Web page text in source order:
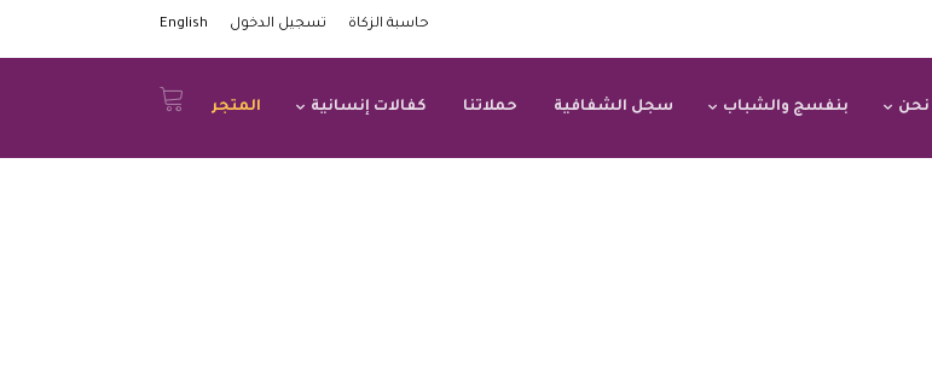
حاسبة الزكاة تسجيل الدخول English
بنفسج والشباب سجل الشفافية حملاتنا كفالات إنسانية المتجر